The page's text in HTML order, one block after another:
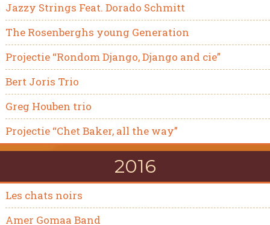
Jazzy Strings Feat. Dorado Schmitt
The Rosenberghs young Generation
Projectie “Rondom Django, Django and cie”
Bert Joris Trio
Greg Houben trio
Projectie “Chet Baker, all the way”
2016
Les chats noirs
Amer Gomaa Band